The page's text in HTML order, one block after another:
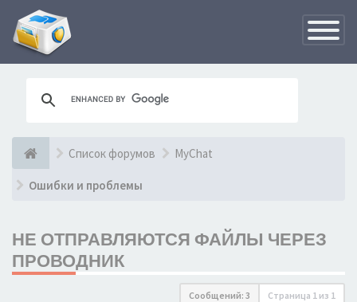
Список форумов MyChat
Ошибки и проблемы
НЕ ОТПРАВЛЯЮТСЯ ФАЙЛЫ ЧЕРЕЗ
ПРОВОДНИК
Сообщений: 3 Страница 1 из 1